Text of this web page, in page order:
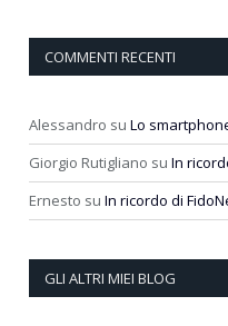
COMMENTI RECENTI
Alessandro su Lo
Giorgio Rutigliano su In
Ernesto su In ricordo di
GLI ALTRI MIEI BLOG